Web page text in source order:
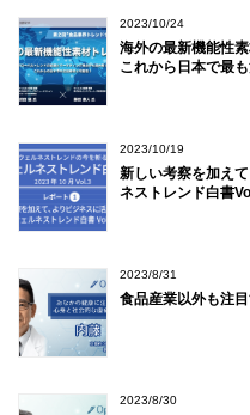
2023/10/24
海外の最新機能性
これから日本で最
2023/10/19
新しい考察を加え
ネストレンド白書
2023/8/31
食品産業以外も注
2023/8/30